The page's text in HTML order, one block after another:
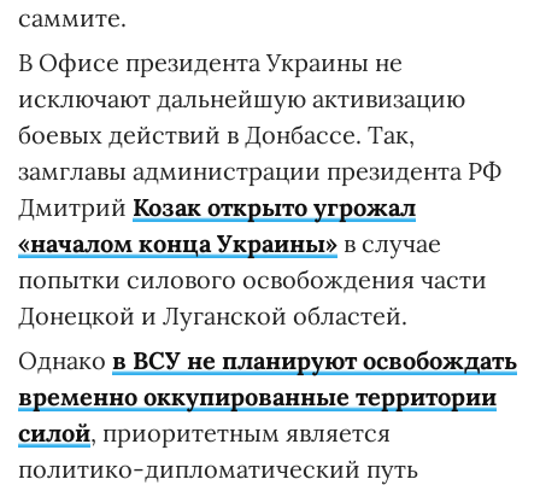
саммите.
В Офисе президента Украины не
исключают дальнейшую активизацию
боевых действий в Донбассе. Так,
замглавы администрации президента РФ
Дмитрий Козак открыто угрожал
«началом конца Украины» в случае
попытки силового освобождения части
Донецкой и Луганской областей.
Однако в ВСУ не планируют освобождать
временно оккупированные территории
силой, приоритетным является
политико-дипломатический путь